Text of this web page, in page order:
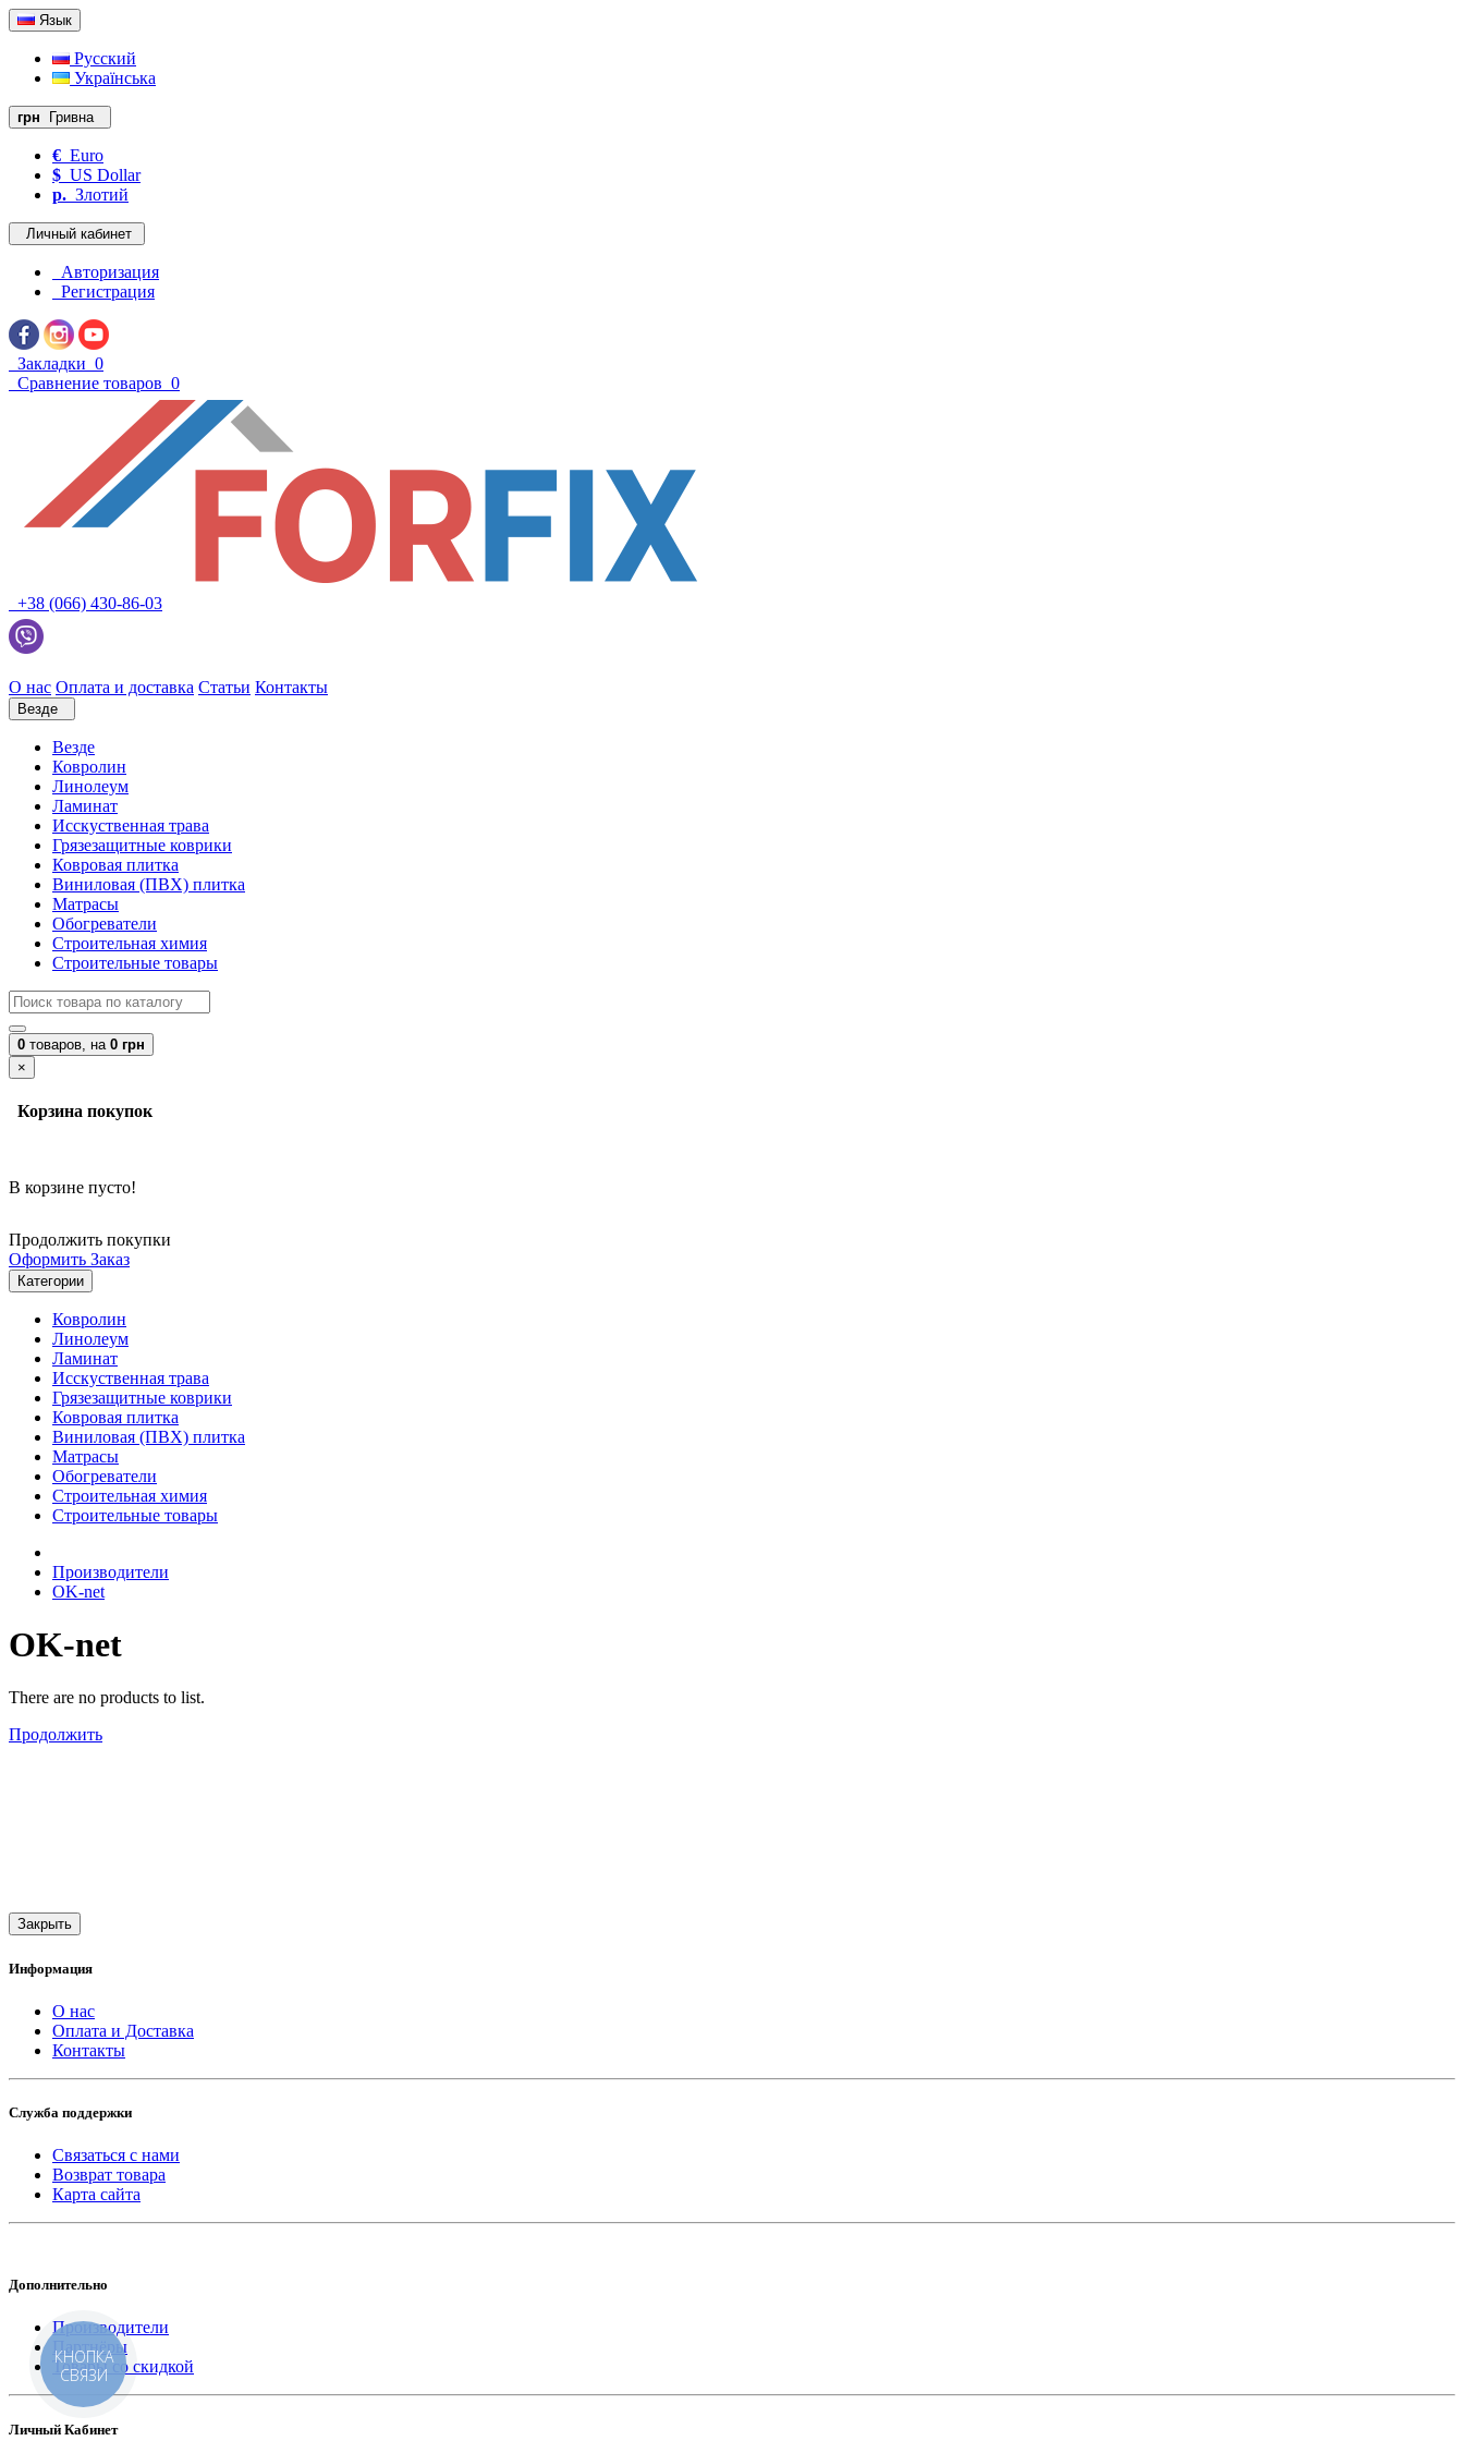
Язык
Русский
Українська
грн Гривна
€ Euro
$ US Dollar
р. Злотий
Личный кабинет
Авторизация
Регистрация
Закладки 0
Сравнение товаров 0
+38 (066) 430-86-03
О нас Оплата и доставка Статьи Контакты
Везде
Везде
Ковролин
Линолеум
Ламинат
Исскуственная трава
Грязезащитные коврики
Ковровая плитка
Виниловая (ПВХ) плитка
Матрасы
Обогреватели
Строительная химия
Строительные товары
0 товаров, на 0 грн
×
Корзина покупок
В корзине пусто!
Продолжить покупки
Оформить Заказ
Категории
Ковролин
Линолеум
Ламинат
Исскуственная трава
Грязезащитные коврики
Ковровая плитка
Виниловая (ПВХ) плитка
Матрасы
Обогреватели
Строительная химия
Строительные товары
Производители
OK-net
OK-net
There are no products to list.
Продолжить
Закрыть
Информация
О нас
Оплата и Доставка
Контакты
Служба поддержки
Связаться с нами
Возврат товара
Карта сайта
Дополнительно
Производители
Партнёры
Товары со скидкой
Личный Кабинет
КНОПКА
СВЯЗИ